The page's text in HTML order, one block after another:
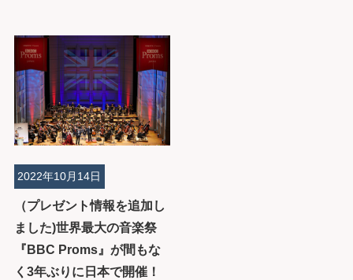
（プレゼント情報を追加し
ました)世界最大の音楽祭
『BBC Proms』が間もな
く3年ぶりに日本で開催！
2022年10月14日